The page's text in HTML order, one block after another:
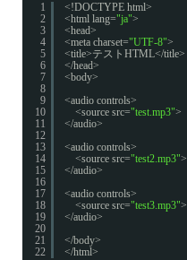
1
2
3
4
5
6
7
8
9
10
11
12
13
14
15
16
17
18
19
20
21
22
<!DOCTYPE html>
<html lang="ja">
<head>
<meta charset="UTF-8">
<title>テストHTML</title>
</head>
<body>
<audio controls>
<source src="test.mp3">
</audio>
<audio controls>
<source src="test2.mp3">
</audio>
<audio controls>
<source src="test3.mp3">
</audio>
</body>
</html>